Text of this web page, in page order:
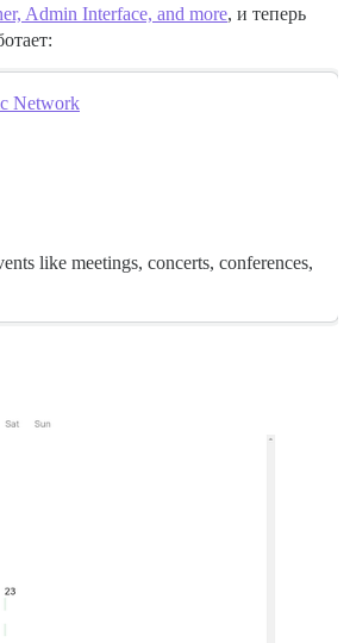
Admin Interface, and more, и теперь
Network
like meetings, concerts, conferences,